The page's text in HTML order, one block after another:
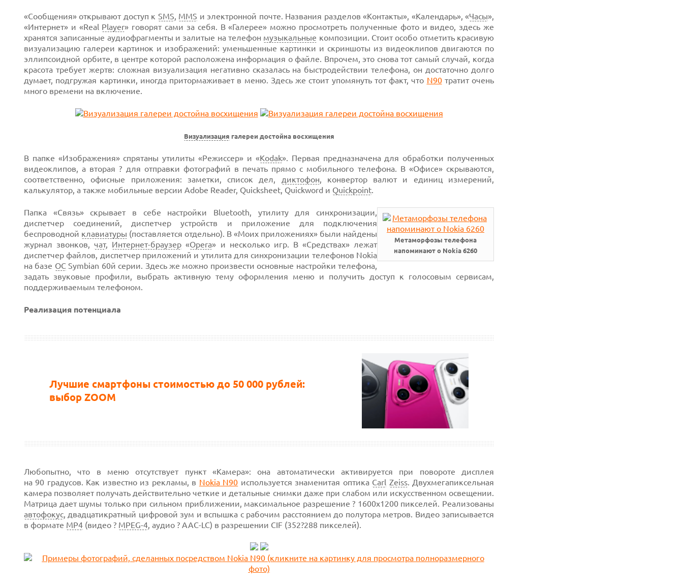
«Сообщения» открывают доступ к SMS, MMS и электронной почте. Названия разделов «Контакты», «Календарь», «Часы»,
«Интернет» и «Real Player» говорят сами за себя. В «Галерее» можно просмотреть полученные фото и видео, здесь же
хранятся записанные аудиофрагменты и залитые на телефон музыкальные композиции. Стоит особо отметить красивую
визуализацию галереи картинок и изображений: уменьшенные картинки и скриншоты из видеоклипов двигаются по
эллипсоидной орбите, в центре которой расположена информация о файле. Впрочем, это снова тот самый случай, когда
красота требует жертв: сложная визуализация негативно сказалась на быстродействии телефона, он достаточно долго
думает, подгружая картинки, иногда притормаживает в меню. Здесь же стоит упомянуть тот факт,что N90тратиточень
много времени на включение.
Визуализация галереи достойна восхищения
В папке «Изображения» спрятаны утилиты «Режиссер» и «Kodak». Первая предназначена для обработки полученных
видеоклипов, а вторая ? для отправки фотографий в печать прямо с мобильного телефона. В «Офисе» скрываются,
соответственно, офисные приложения: заметки, список дел, диктофон, конвертор валют и единиц измерений,
калькулятор, а также мобильные версии Adobe Reader, Quicksheet, Quickword и Quickpoint.
Метаморфозы телефона
напоминают о Nokia 6260
Папка «Связь» скрывает в себе настройки Bluetooth, утилиту для синхронизации,
диспетчер соединений, диспетчер устройств и приложение для подключения
беспроводной клавиатуры (поставляется отдельно). В «Моих приложениях» были найдены
журнал звонков,чат, Интернет-браузер «Opera» и несколько игр. В «Средствах» лежат
диспетчер файлов, диспетчер приложений и утилита для синхронизации телефонов Nokia
на базе ОС Symbian 60й серии. Здесь же можно произвести основные настройки телефона,
задать звуковые профили, выбрать активную тему оформления меню и получить доступ к голосовым сервисам,
поддерживаемым телефоном.
Реализация потенциала
Лучшие смартфоны стоимостью до 50 000 рублей:
выбор ZOOM
Любопытно, что в меню отсутствует пункт «Камера»: она автоматически активируется при повороте дисплея
на 90 градусов. Как известно из рекламы, в Nokia N90 используется знаменитая оптика Carl Zeiss. Двухмегапиксельная
камера позволяет получать действительно четкие и детальные снимки даже при слабом или искусственном освещении.
Матрица дает шумы только при сильном приближении, максимальное разрешение ? 1600х1200 пикселей. Реализованы
автофокус, двадцатикратный цифровой зум и вспышка с рабочим расстоянием до полутора метров. Видео записывается
в формате MP4 (видео ? MPEG-4, аудио ? AAC-LC) в разрешении CIF (352?288 пикселей).